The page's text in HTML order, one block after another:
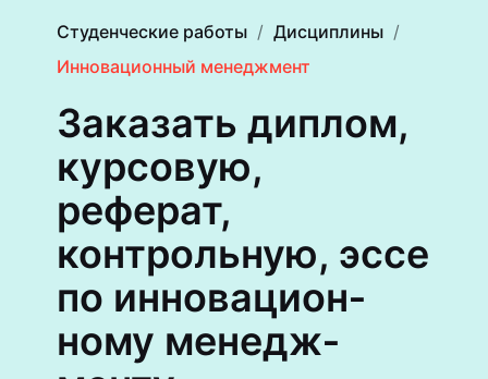
Студенческие работы
Дисциплины
Инновационный менеджмент
Заказать диплом,
курсовую,
реферат,
контрольную, эссе
по инновацион­
ному менедж­